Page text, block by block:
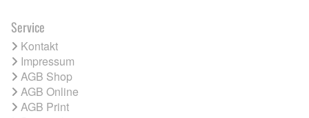
Service
Kontakt
Impressum
AGB Shop
AGB Online
AGB Print